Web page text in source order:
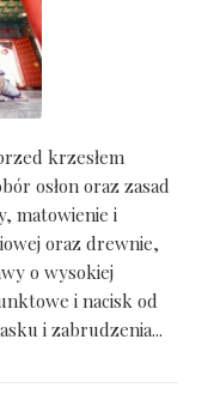
krzesłem
osłon oraz zasad
matowienie i
oraz drewnie,
o wysokiej
i nacisk od
i zabrudzenia...